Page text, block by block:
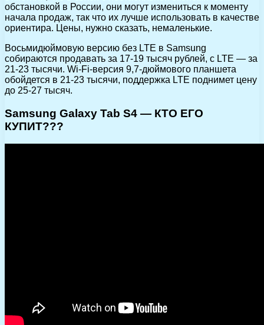
обстановкой в России, они могут измениться к моменту
начала продаж, так что их лучше использовать в качестве
ориентира. Цены, нужно сказать, немаленькие.
Восьмидюймовую версию без LTE в Samsung
собираются продавать за 17-19 тысяч рублей, с LTE — за
21-23 тысячи. Wi-Fi-версия 9,7-дюймового планшета
обойдется в 21-23 тысячи, поддержка LTE поднимет цену
до 25-27 тысяч.
Samsung Galaxy Tab S4 — КТО ЕГО
КУПИТ???